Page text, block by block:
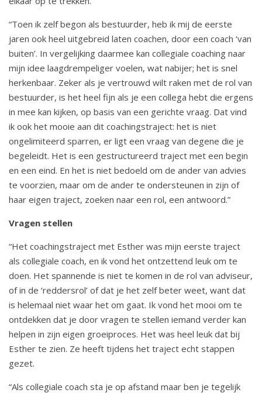
a
t
i
e
“Toen ik zelf begon als bestuurder, heb ik mij de eerste
jaren ook heel uitgebreid laten coachen, door een coach ‘van
buiten’. In vergelijking daarmee kan collegiale coaching naar
mijn idee laagdrempeliger voelen, wat nabijer; het is snel
herkenbaar. Zeker als je vertrouwd wilt raken met de rol van
bestuurder, is het heel fijn als je een collega hebt die ergens
in mee kan kijken, op basis van een gerichte vraag. Dat vind
ik ook het mooie aan dit coachingstraject: het is niet
ongelimiteerd sparren, er ligt een vraag van degene die je
begeleidt. Het is een gestructureerd traject met een begin
en een eind. En het is niet bedoeld om de ander van advies
te voorzien, maar om de ander te ondersteunen in zijn of
haar eigen traject, zoeken naar een rol, een antwoord.”
Vragen stellen
“Het coachingstraject met Esther was mijn eerste traject
als collegiale coach, en ik vond het ontzettend leuk om te
doen. Het spannende is niet te komen in de rol van adviseur,
of in de ‘reddersrol’ of dat je het zelf beter weet, want dat
is helemaal niet waar het om gaat. Ik vond het mooi om te
ontdekken dat je door vragen te stellen iemand verder kan
helpen in zijn eigen groeiproces. Het was heel leuk dat bij
Esther te zien. Ze heeft tijdens het traject echt stappen
gezet.
“Als collegiale coach sta je op afstand maar ben je tegelijk